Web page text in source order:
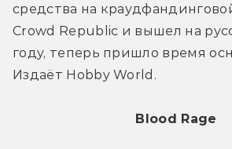
средства на
Crowd Republic и вышел на
году, теперь пришло время
Издаёт Hobby World.
Blood Rage